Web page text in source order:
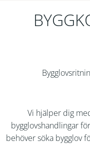
Vi hjälper dig
bygglovshandlingar
behöver söka bygglov